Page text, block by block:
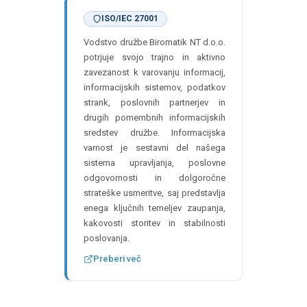
ISO/IEC 27001
Vodstvo družbe Biromatik NT d.o.o.
potrjuje svojo trajno in aktivno
zavezanost k varovanju informacij,
informacijskih sistemov, podatkov
strank, poslovnih partnerjev in
drugih pomembnih informacijskih
sredstev družbe. Informacijska
varnost je sestavni del našega
sistema upravljanja, poslovne
odgovornosti in dolgoročne
strateške usmeritve, saj predstavlja
enega ključnih temeljev zaupanja,
kakovosti storitev in stabilnosti
poslovanja.
Preberi več